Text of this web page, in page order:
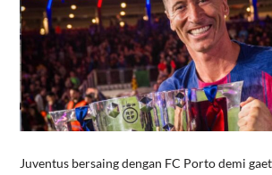
Juventus bersaing dengan FC Porto demi